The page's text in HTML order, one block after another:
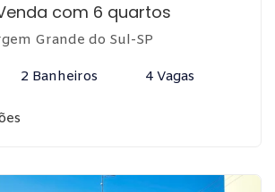
com 6 quartos
Grande do Sul-SP
2 Banheiros 4 Vagas